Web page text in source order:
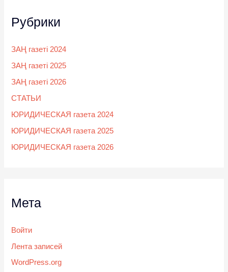
Рубрики
ЗАҢ газеті 2024
ЗАҢ газеті 2025
ЗАҢ газеті 2026
СТАТЬИ
ЮРИДИЧЕСКАЯ газета 2024
ЮРИДИЧЕСКАЯ газета 2025
ЮРИДИЧЕСКАЯ газета 2026
Мета
Войти
Лента записей
WordPress.org